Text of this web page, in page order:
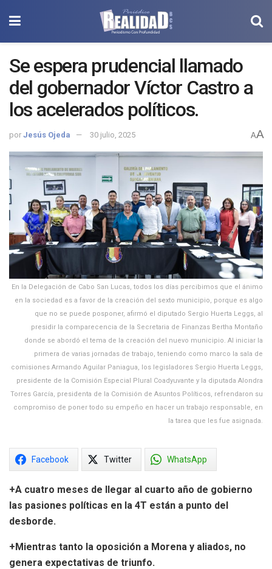
Se espera prudencial llamado
del gobernador Víctor Castro a
los acelerados políticos.
por Jesús Ojeda 30 julio, 2025 AA
En la Delegación de Cabo San Lucas, todos los días percibimos que el ánimo
en la sociedad es a favor de la creación del sexto municipio, porque es algo
que no se puede posponer, afirmó el diputado Sergio Huerta Leggs, al
presidir la comparecencia de la Secretaria de Finanzas Bertha Montaño
donde se abordó el tema de la creación del nuevo municipio. Al iniciar la
primera de varias jornadas de trabajo, teniendo como marco la sala de
comisiones Armando Aguilar Paniagua, los legisladores Sergio Huerta Leggs,
presidente de la Comisión Especial Plural Coadyuvante y la diputada Alondra
Torres García, presidenta de la Comisión de Asuntos Políticos, refrendaron su
compromiso de poner todo su empeño en hacer un trabajo responsable, en
la tarea que les fue asignada.
Facebook Twitter WhatsApp
+A cuatro meses de llegar al cuarto año de gobierno
las pasiones políticas en la 4T están a punto del
desborde.
+Mientras tanto la oposición a Morena y aliados, no
genera expectativas de triunfo.